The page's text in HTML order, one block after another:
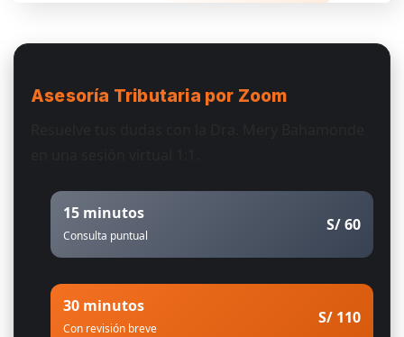
Asesoría Tributaria por Zoom
15 minutos
Consulta puntual
S/ 60
30 minutos
Con revisión breve
S/ 110